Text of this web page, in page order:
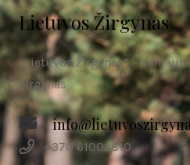
Lietuvos Žirgynas
„Lietuvos žirgynas“ –
žirgynas
+370 61002810